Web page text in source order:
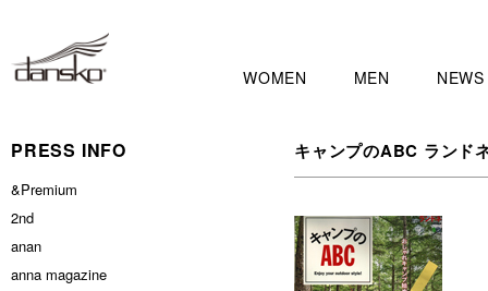
WOMEN MEN NEWS
PRESS INFO
&Premium
2nd
anan
anna magazine
キャンプのABC ランド